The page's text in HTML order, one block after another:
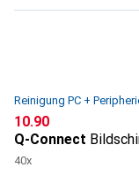
Reinigung PC +
CHF
10.90
Q-Connect
40x